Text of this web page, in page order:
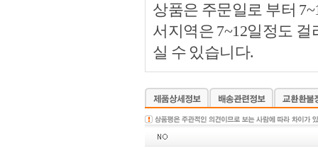
상품은 주문일로 부터
서지역은 7~12일정도
실 수 있습니다.